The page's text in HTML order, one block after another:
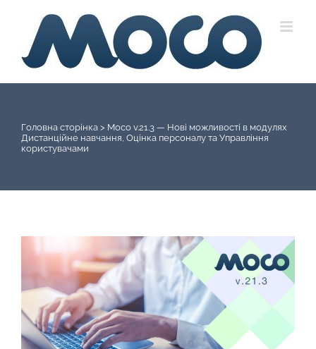
content
Головна сторінка > Moco v.21.3 — Нові можливості в модулях
Дистанційне навчання, Оцінка персоналу та Управління
користувачами
Image